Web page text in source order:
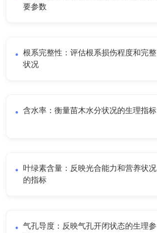
要参数
根系完整性：评估根系损伤程度和完整
状况
含水率：衡量苗木水分状况的生理指标
叶绿素含量：反映光合能力和营养状况
的指标
气孔导度：反映气孔开闭状态的生理参